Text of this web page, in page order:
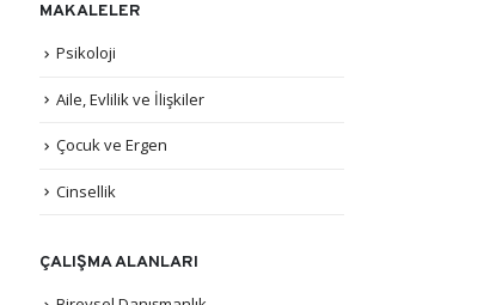
MAKALELER
Psikoloji
Aile, Evlilik ve İlişkiler
Çocuk ve Ergen
Cinsellik
ÇALIŞMA ALANLARI